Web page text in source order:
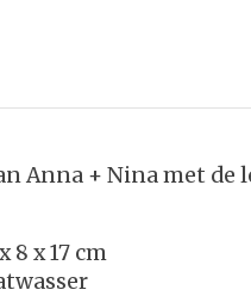
Anna + Nina met
8 x 17 cm